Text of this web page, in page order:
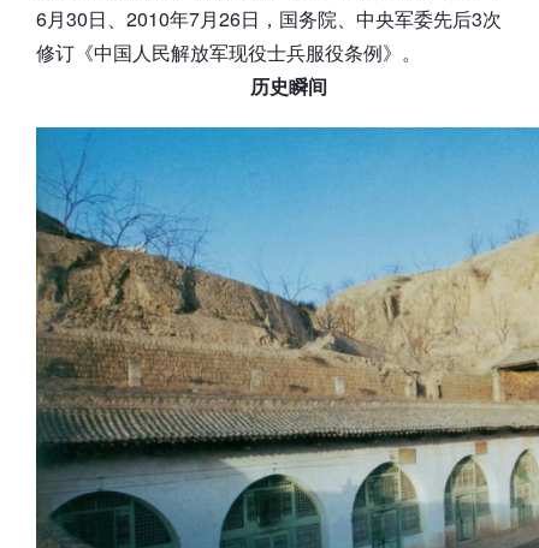
6月30日、2010年7月26日，国务院、中央军委先后3次
修订《中国人民解放军现役士兵服役条例》。
历史瞬间